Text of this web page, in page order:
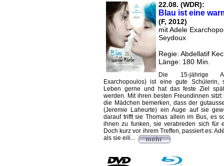
22.08. (WDR):
Blau ist eine
(F, 2012)
mit Adele
Seydoux
Regie: Abdellatif
Länge: 180 Min.
Die 15-jährige
Exarchopoulos) ist eine gute
Leben gerne und hat das feste Ziel
werden. Mit ihren besten Freundinnen sitzt
die Mädchen bemerken, dass der
(Jeremie Laheurte) ein Auge auf sie
darauf trifft sie Thomas allein im Bus, es
ihnen zu funken, sie verabreden sich für
Doch kurz vor ihrem Treffen, passiert es:
als sie eili...